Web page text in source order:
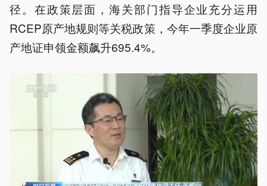
径。在政策层面，海关部门指导企业充分运用
RCEP原产地规则等关税政策，今年一季度企业原
产地证申领金额飙升695.4%。